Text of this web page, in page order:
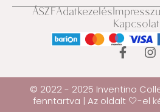
ÁSZFAdatkezelés
Kapcsolat
© 2022 - 2025 Inventino
fenntartva | Az oldalt 🤍-el